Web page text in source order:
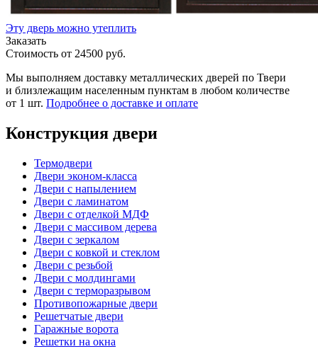
Эту дверь можно утеплить
Заказать
Стоимость от 24500 руб.
Мы выполняем доставку металлических дверей по Твери
и близлежащим населенным пунктам в любом количестве
от 1 шт. Подробнее о доставке и оплате
Конструкция двери
Термодвери
Двери эконом-класса
Двери с напылением
Двери с ламинатом
Двери с отделкой МДФ
Двери с массивом дерева
Двери с зеркалом
Двери с ковкой и стеклом
Двери с резьбой
Двери с молдингами
Двери с терморазрывом
Противопожарные двери
Решетчатые двери
Гаражные ворота
Решетки на окна